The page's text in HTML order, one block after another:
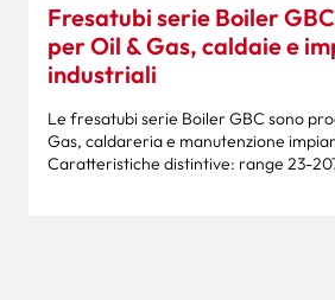
Fresatubi serie Boiler
per Oil & Gas, caldaie e
industriali
Le fresatubi serie Boiler GBC sono
Gas, caldareria e manutenzione
Caratteristiche distintive: range 23-